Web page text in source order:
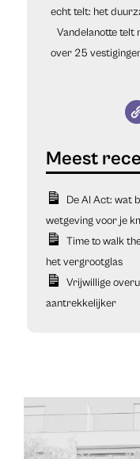
echt telt: het
Vandelanotte
over 25
De AI Act: wat
wetgeving voor je
Time to walk
het vergrootglas
Vrijwillige
aantrekkelijker